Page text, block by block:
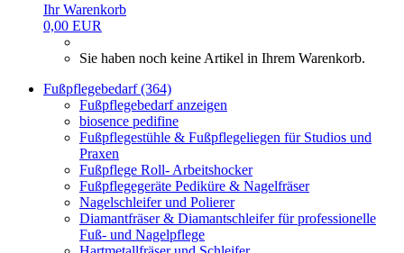
Ihr Warenkorb
0,00 EUR
Sie haben noch keine Artikel in Ihrem Warenkorb.
Fußpflegebedarf (364)
Fußpflegebedarf anzeigen
biosence pedifine
Fußpflegestühle & Fußpflegeliegen für Studios und
Praxen
Fußpflege Roll- Arbeitshocker
Fußpflegegeräte Pediküre & Nagelfräser
Nagelschleifer und Polierer
Diamantfräser & Diamantschleifer für professionelle
Fuß- und Nagelpflege